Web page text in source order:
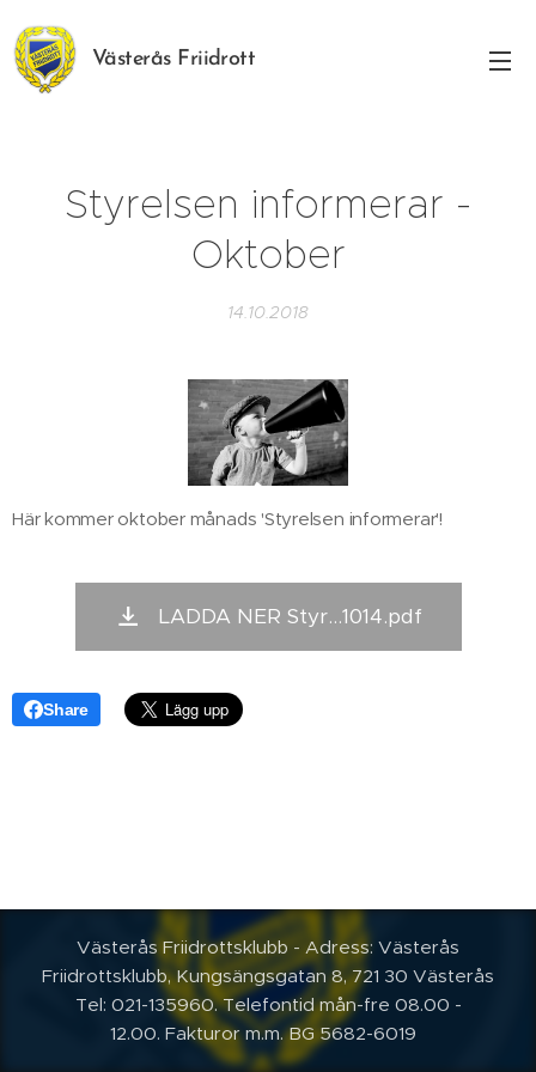
Västerås Friidrott
Styrelsen informerar -
Oktober
14.10.2018
Här kommer oktober månads 'Styrelsen informerar'!
LADDA NER Styr...1014.pdf
Share
Västerås Friidrottsklubb - Adress: Västerås
Friidrottsklubb, Kungsängsgatan 8, 721 30 Västerås
Tel: 021-135960. Telefontid mån-fre 08.00 -
12.00. Fakturor m.m. BG 5682-6019